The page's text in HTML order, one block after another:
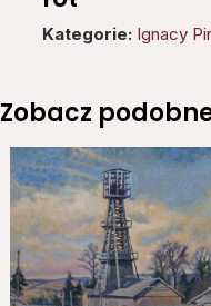
Kategorie: Ignacy
Zobacz